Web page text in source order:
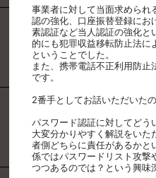
事業者に対して当面求められ
認の強化、口座振替登録にお
素認証など当人認証の強化と
的にも犯罪収益移転防止法
ということでした。
また、携帯電話不正利用防
です。
2番手としてお話いただいた
パスワード認証に対してどう
大変分かりやすく解説をい
者側どちらに責任があるかと
係ではパスワードリスト攻撃
つつあるのでは？という興味